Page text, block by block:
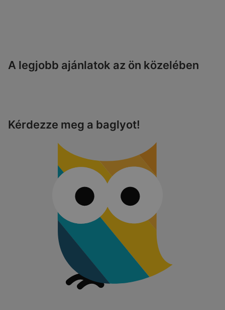
A legjobb ajánlatok az ön közelében
Kérdezze meg a baglyot!